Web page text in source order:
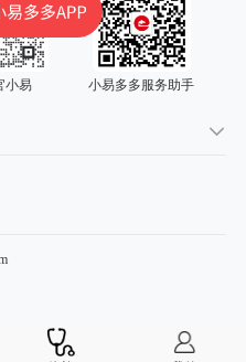
小易 小易多多服务助手